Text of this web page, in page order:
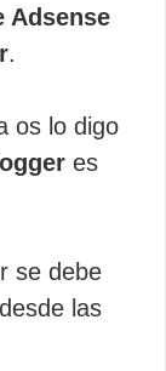
Adsense
.
os lo digo
es
se debe
las